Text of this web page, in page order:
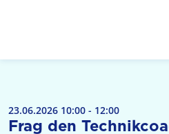
Logo: LPR Medienanstalt
23.06.2026 10:00 - 12:00
Frag den